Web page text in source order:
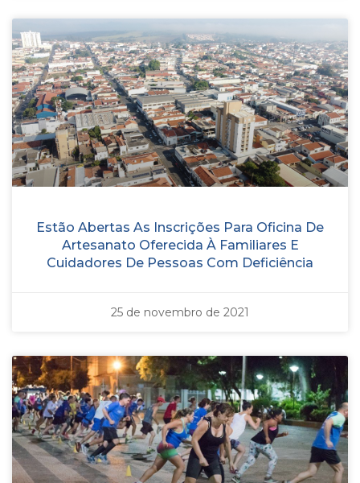
Estão Abertas As Inscrições Para Oficina De
Artesanato Oferecida À Familiares E
Cuidadores De Pessoas Com Deficiência
25 de novembro de 2021